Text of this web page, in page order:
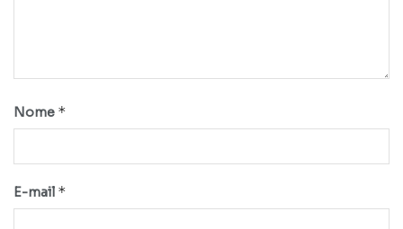
Nome *
E-mail *